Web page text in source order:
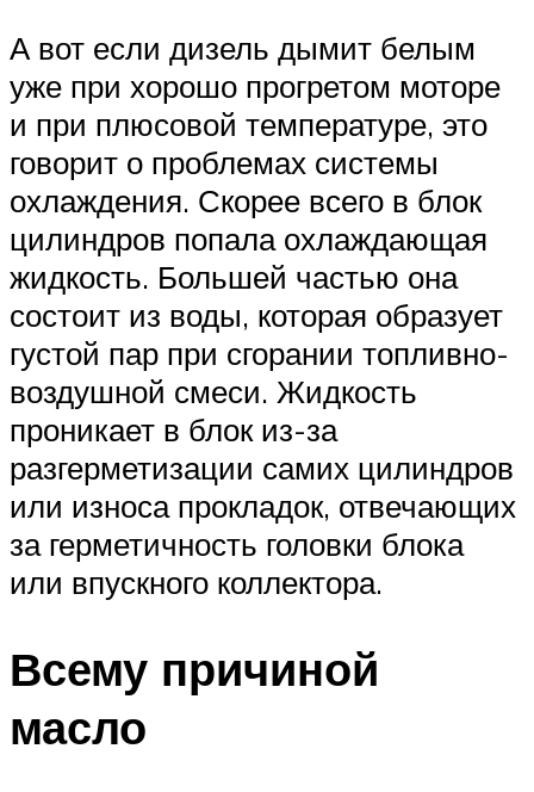
А вот если дизель дымит белым
уже при хорошо прогретом моторе
и при плюсовой температуре, это
говорит о проблемах системы
охлаждения. Скорее всего в блок
цилиндров попала охлаждающая
жидкость. Большей частью она
состоит из воды, которая образует
густой пар при сгорании топливно-
воздушной смеси. Жидкость
проникает в блок из-за
разгерметизации самих цилиндров
или износа прокладок, отвечающих
за герметичность головки блока
или впускного коллектора.
Всему причиной
масло